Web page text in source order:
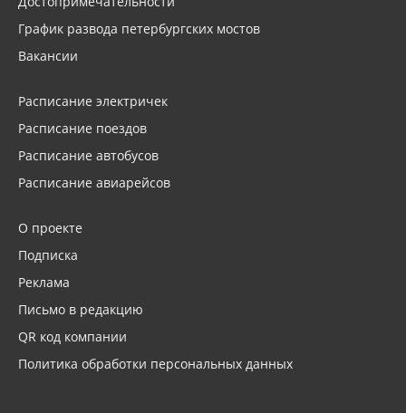
График развода петербургских мостов
Вакансии
Расписание электричек
Расписание поездов
Расписание автобусов
Расписание авиарейсов
О проекте
Подписка
Реклама
Письмо в редакцию
QR код компании
Политика обработки персональных данных